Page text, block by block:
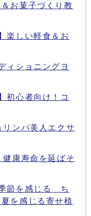
お菓子づくり教
楽しい軽食＆お
ィショニングヨ
初心者向け！コ
リンパ美人エクサ
健康寿命を延ばそ
節を感じる ち
を感じる寄せ植